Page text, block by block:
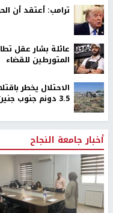
ترامب: أعتقد أن
عائلة بشار عقل
المتورطين للقضاء
3.5 دونم جنوب جنين
أخبار جامعة النجاح